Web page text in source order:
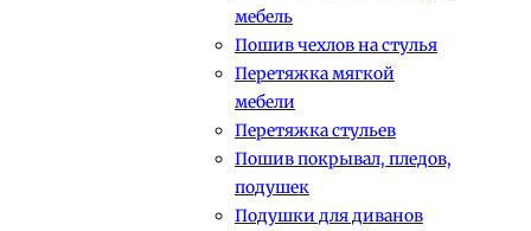
мебель
Пошив чехлов на стулья
Перетяжка мягкой
мебели
Перетяжка стульев
Пошив покрывал, пледов,
подушек
Подушки для диванов